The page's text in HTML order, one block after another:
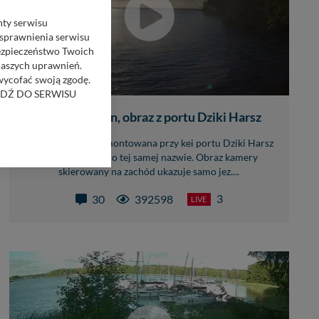
Jezioro Dargin, obraz z portu Dziki Harsz
Kamera on-line zamontowana przy kei portu Dziki Harsz
w miejscowości o tej samej nazwie. Obraz kamery
skierowany na zachód ukazuje samo jez....
30 392598 LIVE 3
serwisu
serwisu
Twoich
uprawnień.
swoją zgodę.
DO SERWISU
z formularza
ul. Wiejska 17,
w odniesieniu do
- w pewnych